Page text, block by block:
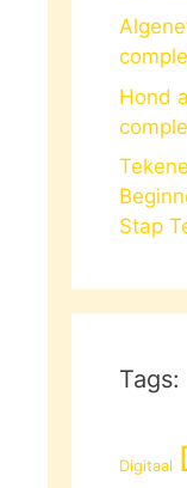
Hond
Stap
Tags:
Digitaal